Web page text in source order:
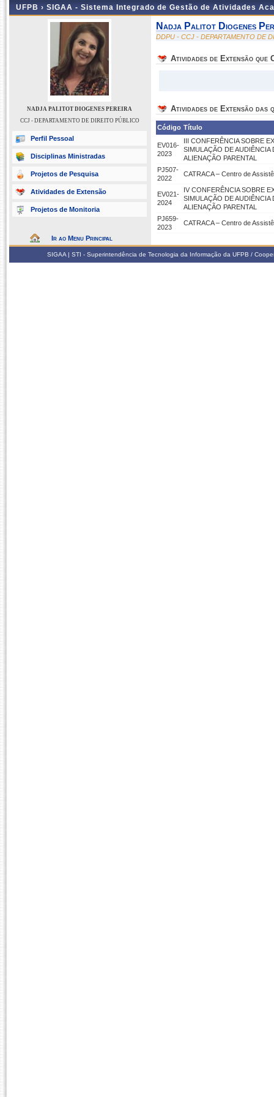
UFPB › SIGAA - Sistema Integrado de Gestão de Atividades
NADJA PALITOT DIOGENES PEREIRA
CCJ - DEPARTAMENTO DE DIREITO PÚBLICO
Perfil Pessoal
Disciplinas Ministradas
Projetos de Pesquisa
Atividades de Extensão
Projetos de Monitoria
Ir ao Menu Principal
Nadja Palitot Diogenes
DDPU - CCJ - DEPARTAMENTO DE
Atividades de Extensão que
Atividades de Extensão das
Código Título
EV016-
2023
III CONFERÊNCIA SOBRE
SIMULAÇÃO DE
ALIENAÇÃO PARENTAL
PJ507-
2022
CATRACA – Centro de
EV021-
2024
IV CONFERÊNCIA SOBRE
SIMULAÇÃO DE
ALIENAÇÃO PARENTAL
PJ659-
2023
CATRACA – Centro de
SIGAA | STI - Superintendência de Tecnologia da Informação da UFPB /